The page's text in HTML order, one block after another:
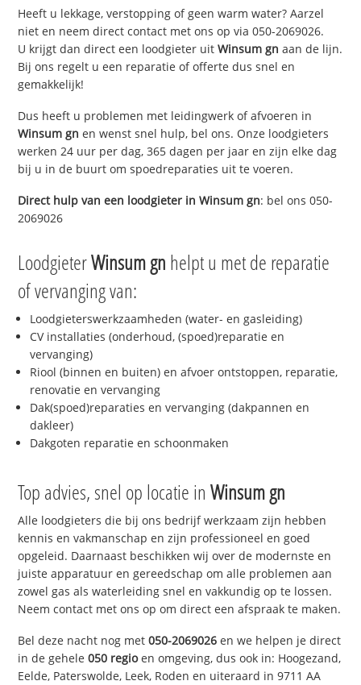
Heeft u lekkage, verstopping of geen warm water? Aarzel
niet en neem direct contact met ons op via 050-2069026.
U krijgt dan direct een loodgieter uitWinsum gn aan de lijn.
Bij ons regelt u een reparatie of offerte dus snel en
gemakkelijk!
Dus heeft u problemen met leidingwerk of afvoeren in
Winsum gn en wenst snel hulp, bel ons. Onze loodgieters
werken 24 uur per dag, 365 dagen per jaar en zijn elke dag
bij u in de buurt om spoedreparaties uit te voeren.
Direct hulp van een loodgieter inWinsum gn: bel ons 050-
2069026
LoodgieterWinsum gn helpt u met de reparatie
of vervanging van:
Loodgieterswerkzaamheden (water- en gasleiding)
CV installaties (onderhoud, (spoed)reparatie en
vervanging)
Riool (binnen en buiten) en afvoer ontstoppen, reparatie,
renovatie en vervanging
Dak(spoed)reparaties en vervanging (dakpannen en
dakleer)
Dakgoten reparatie en schoonmaken
Top advies, snel op locatie inWinsum gn
Alle loodgieters die bij ons bedrijf werkzaam zijn hebben
kennis en vakmanschap en zijn professioneel en goed
opgeleid. Daarnaast beschikken wij over de modernste en
juiste apparatuur en gereedschap om alle problemen aan
zowel gas als waterleiding snel en vakkundig op te lossen.
Neem contact met ons op om direct een afspraak te maken.
Bel deze nacht nog met050-2069026 en we helpen je direct
in de gehele050 regioen omgeving, dus ook in: Hoogezand,
Eelde, Paterswolde, Leek, Roden en uiteraard in 9711 AA